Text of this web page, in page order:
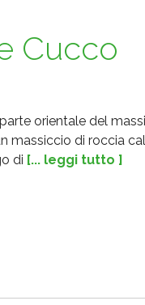
Cucco
orientale del
massiccio di roccia
di [... leggi tutto ]